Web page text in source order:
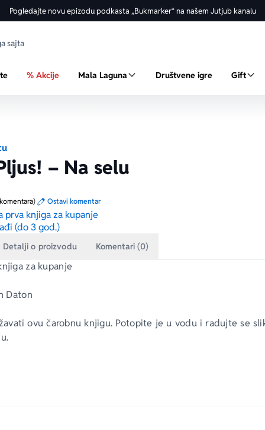
Pogledajte novu epizodu podkasta „Bukmarker“ na našem Jutjub kanalu
% Akcije Mala Laguna Društvene igre Gift
– Na selu
Ostavi komentar
prva knjiga za kupanje
(do 3 god.)
Detalji o proizvodu Komentari (0)
za kupanje
Daton
ovu čarobnu knjigu. Potopite je u vodu i radujte se
stimulišu vid